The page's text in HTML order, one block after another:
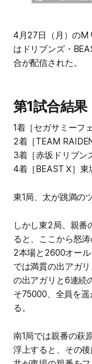
4月27日（月）のM
はドリブンズ・
合が配信された。
第1試合結果
1着［セガサミー
2着［TEAM
3着［赤坂ドリブ
4着［BEAST Ⅹ］
東1局、太が跳満の
しかし東2局、親番
ると、ここから怒
2本場と2600オー
では満貫の出アガ
の出アガリと6連続
そ75000、全員を
る。
南1局では親番の萩
浮上すると、その